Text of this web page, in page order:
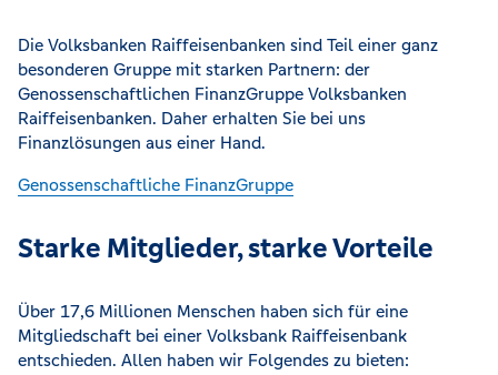
Die Volksbanken Raiffeisenbanken sind Teil einer ganz
besonderen Gruppe mit starken Partnern: der
Genossenschaftlichen FinanzGruppe Volksbanken
Raiffeisenbanken. Daher erhalten Sie bei uns
Finanzlösungen aus einer Hand.
Genossenschaftliche FinanzGruppe
Starke Mitglieder, starke Vorteile
Über 17,6 Millionen Menschen haben sich für eine
Mitgliedschaft bei einer Volksbank Raiffeisenbank
entschieden. Allen haben wir Folgendes zu bieten: